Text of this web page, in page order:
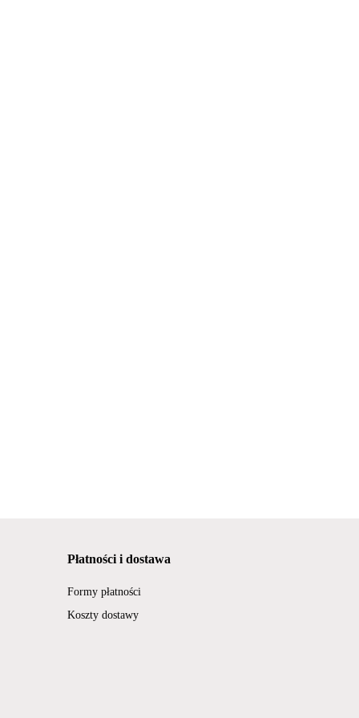
Płatności i dostawa
Formy płatności
Koszty dostawy